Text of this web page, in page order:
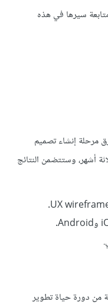
سيرها في هذه
مرحلة إنشاء تصميم
أشهر، وستتضمن النتائج
من دورة حياة تطوير